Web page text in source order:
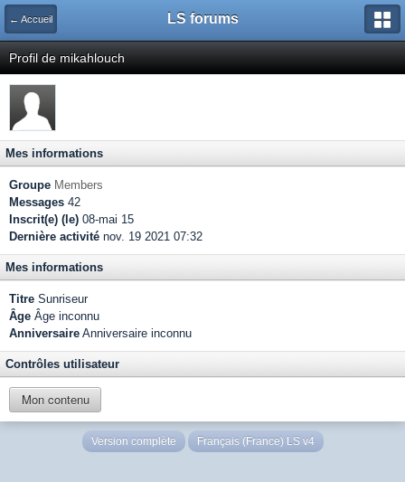
← Accueil LS forums
Profil de mikahlouch
Mes informations
Groupe Members
Messages 42
Inscrit(e) (le) 08-mai 15
Dernière activité nov. 19 2021 07:32
Mes informations
Titre Sunriseur
Âge Âge inconnu
Anniversaire Anniversaire inconnu
Contrôles utilisateur
Mon contenu
Version complète Français (France) LS v4